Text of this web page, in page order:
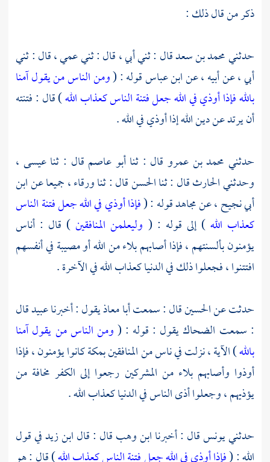
ذكر من قال ذلك :
حدثنيمحمد بن سعدقال : ثني أبي ، قال : ثني عمي ، قال : ثني
أبي ، عن أبيه ، عنابن عباسقوله : (ومن الناس من يقول آمنا
بالله فإذا أوذي في الله جعل فتنة الناس كعذاب الله) قال : فتنته
أن يرتد عن دين الله إذا أوذي في الله .
حدثني محمد بن عمرو قال : ثناأبو عاصم قال : ثناعيسى ،
وحدثنيالحارثقال : ثناالحسنقال : ثناورقاء ،جميعا عنابن
أبي نجيح ،عنمجاهدقوله : (فإذا أوذي في الله جعل فتنة الناس
كعذاب الله) إلى قوله : ( وليعلمن المنافقين ) قال : أناس
يؤمنون بألسنتهم ، فإذا أصابهم بلاء من الله أو مصيبة في أنفسهم
افتتنوا ، فجعلوا ذلك في الدنيا كعذاب الله في الآخرة .
حدثت عنالحسينقال : سمعتأبا معاذيقول : أخبرناعبيدقال
: سمعت الضحاكيقول : قوله : (ومن الناس من يقول آمنا
بالله) الآية ، نزلت في ناس من المنافقينبمكةكانوا يؤمنون ، فإذا
أوذوا وأصابهم بلاء من المشركين رجعوا إلى الكفر مخافة من
يؤذيهم ، وجعلوا أذى الناس في الدنيا كعذاب الله .
حدثنييونسقال : أخبرناابن وهبقال : قالابن زيدفي قول